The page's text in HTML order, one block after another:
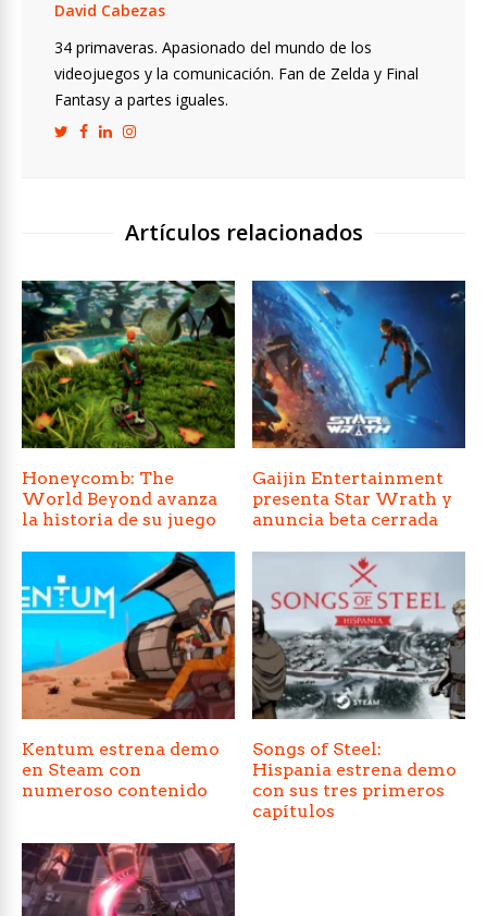
David Cabezas
34 primaveras. Apasionado del mundo de los
videojuegos y la comunicación. Fan de Zelda y Final
Fantasy a partes iguales.
Artículos relacionados
Honeycomb: The
World Beyond avanza
la historia de su juego
Gaijin Entertainment
presenta Star Wrath y
anuncia beta cerrada
Kentum estrena demo
en Steam con
numeroso contenido
Songs of Steel:
Hispania estrena demo
con sus tres primeros
capítulos